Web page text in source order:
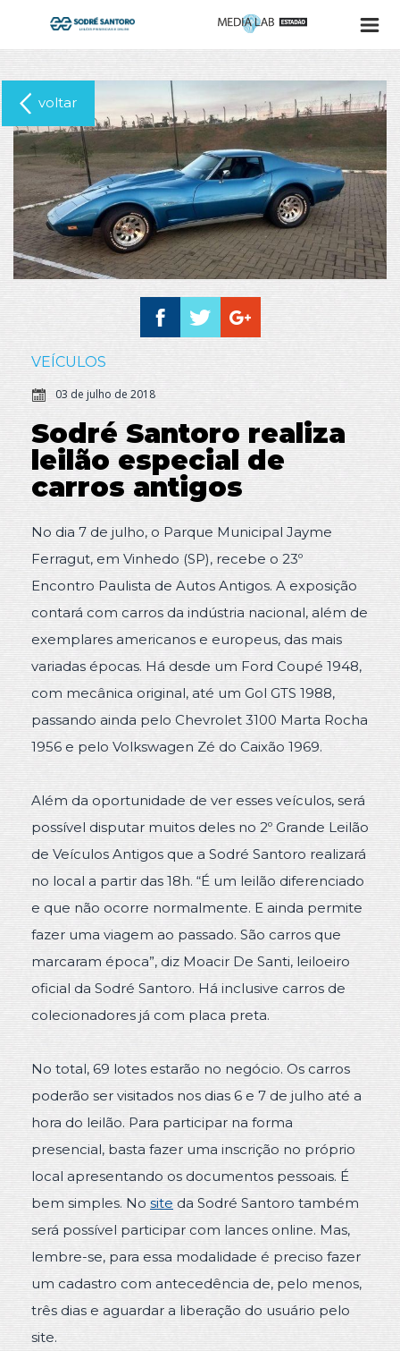
voltar
VEÍCULOS
03 de julho de 2018
Sodré Santoro realiza
leilão especial de
carros antigos
No dia 7 de julho, o Parque Municipal Jayme
Ferragut, em Vinhedo (SP), recebe o 23º
Encontro Paulista de Autos Antigos. A exposição
contará com carros da indústria nacional, além de
exemplares americanos e europeus, das mais
variadas épocas. Há desde um Ford Coupé 1948,
com mecânica original, até um Gol GTS 1988,
passando ainda pelo Chevrolet 3100 Marta Rocha
1956 e pelo Volkswagen Zé do Caixão 1969.
Além da oportunidade de ver esses veículos, será
possível disputar muitos deles no 2º Grande Leilão
de Veículos Antigos que a Sodré Santoro realizará
no local a partir das 18h. “É um leilão diferenciado
e que não ocorre normalmente. E ainda permite
fazer uma viagem ao passado. São carros que
marcaram época”, diz Moacir De Santi, leiloeiro
oficial da Sodré Santoro. Há inclusive carros de
colecionadores já com placa preta.
No total, 69 lotes estarão no negócio. Os carros
poderão ser visitados nos dias 6 e 7 de julho até a
hora do leilão. Para participar na forma
presencial, basta fazer uma inscrição no próprio
local apresentando os documentos pessoais. É
bem simples. No site da Sodré Santoro também
será possível participar com lances online. Mas,
lembre-se, para essa modalidade é preciso fazer
um cadastro com antecedência de, pelo menos,
três dias e aguardar a liberação do usuário pelo
site.